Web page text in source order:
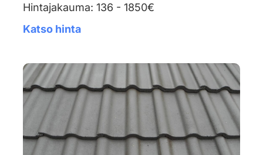
Hintajakauma: 136 - 1850€
Katso hinta